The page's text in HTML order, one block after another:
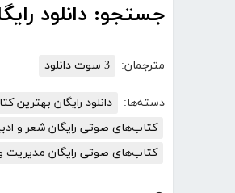
جستجو: دانلود
مترجمان: 3 سوت دانلود
دسته‌ها: دانلود رایگان بهترین
کتاب‌های صوتی رایگان شعر و
کتاب‌های صوتی رایگان مدیریت